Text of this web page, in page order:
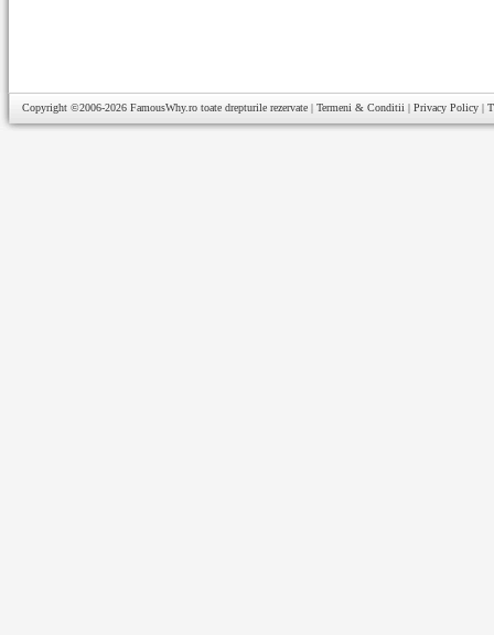
Copyright ©2006-2026 FamousWhy.ro toate drepturile rezervate | Termeni & Conditii | Privacy Policy |